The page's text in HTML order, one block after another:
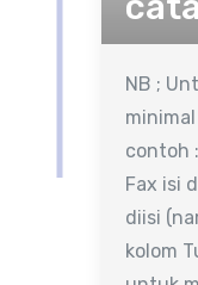
NB ;
contoh
Fax isi
diisi
kolom